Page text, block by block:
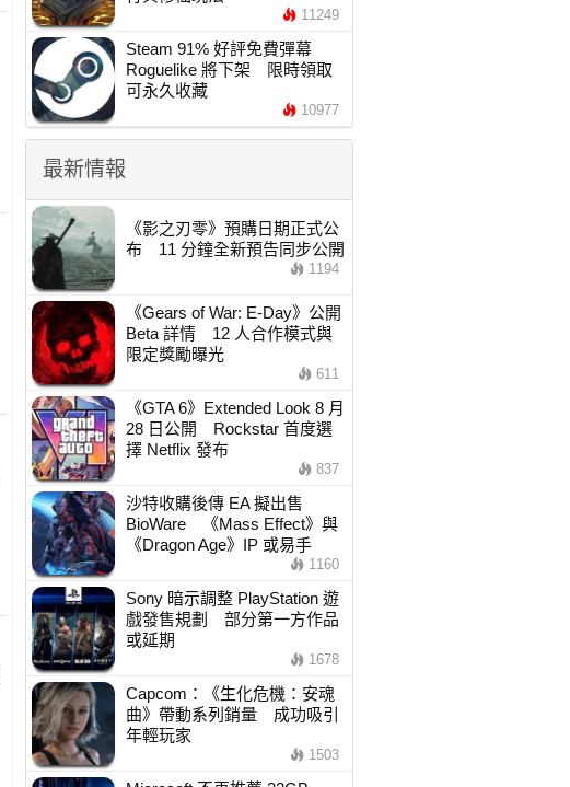
11249
Steam 91% 好評免費彈幕
Roguelike 將下架 限時領取
可永久收藏
10977
最新情報
《影之刃零》預購日期正式公
布 11 分鐘全新預告同步公開
1194
《Gears of War: E-Day》公開
Beta 詳情 12 人合作模式與
限定獎勵曝光
611
《GTA 6》Extended Look 8 月
28 日公開 Rockstar 首度選
擇 Netflix 發布
837
沙特收購後傳 EA 擬出售
BioWare 《Mass Effect》與
《Dragon Age》IP 或易手
1160
Sony 暗示調整 PlayStation 遊
戲發售規劃 部分第一方作品
或延期
1678
Capcom：《生化危機：安魂
曲》帶動系列銷量 成功吸引
年輕玩家
1503